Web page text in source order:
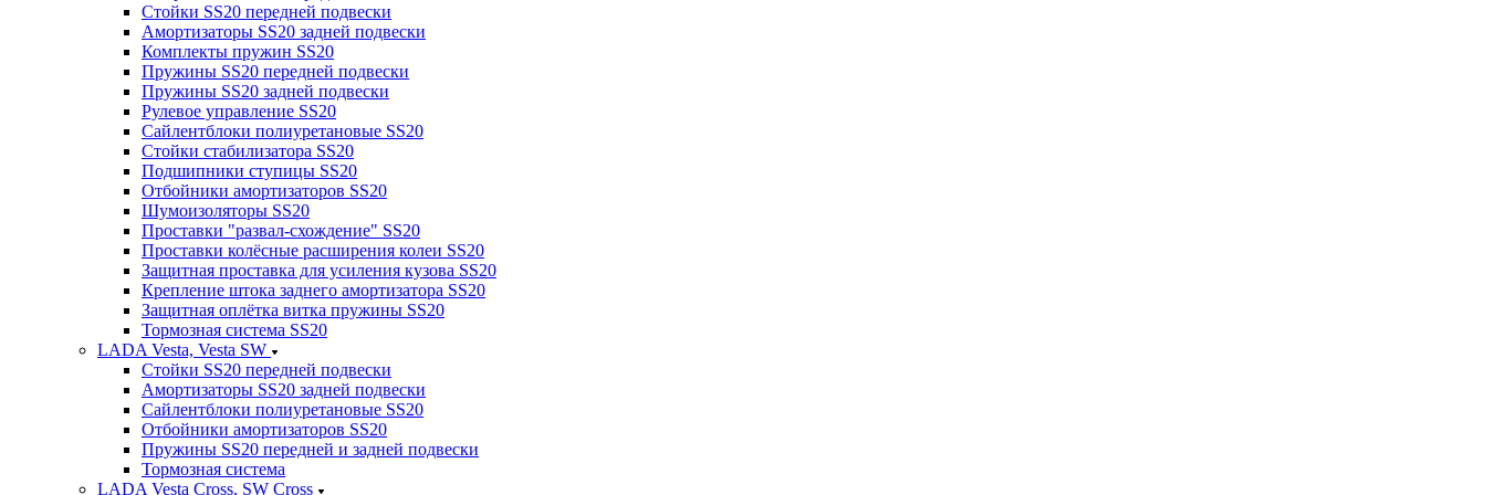
Стойки SS20 передней подвески
Амортизаторы SS20 задней подвески
Комплекты пружин SS20
Пружины SS20 передней подвески
Пружины SS20 задней подвески
Рулевое управление SS20
Сайлентблоки полиуретановые SS20
Стойки стабилизатора SS20
Подшипники ступицы SS20
Отбойники амортизаторов SS20
Шумоизоляторы SS20
Проставки "развал-схождение" SS20
Проставки колёсные расширения колеи SS20
Защитная проставка для усиления кузова SS20
Крепление штока заднего амортизатора SS20
Защитная оплётка витка пружины SS20
Тормозная система SS20
LADA Vesta, Vesta SW
Стойки SS20 передней подвески
Амортизаторы SS20 задней подвески
Сайлентблоки полиуретановые SS20
Отбойники амортизаторов SS20
Пружины SS20 передней и задней подвески
Тормозная система
LADA Vesta Cross, SW Cross